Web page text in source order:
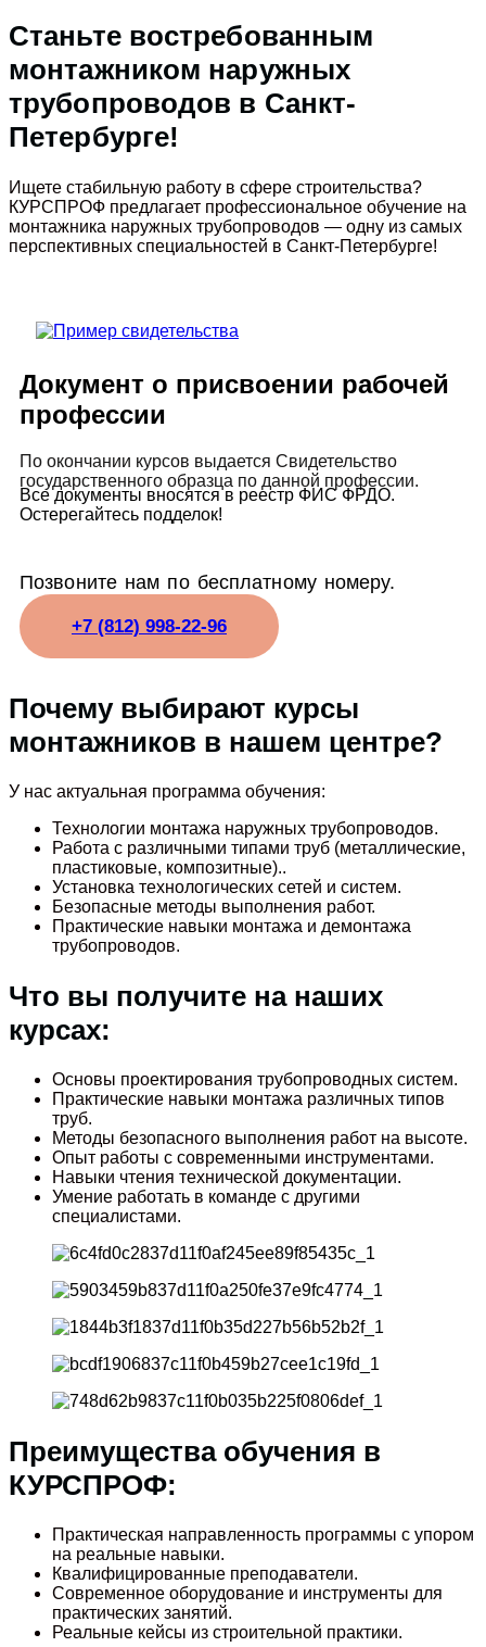
Станьте востребованным
монтажником наружных
трубопроводов в Санкт-
Петербурге!
Ищете стабильную работу в сфере строительства?
КУРСПРОФ предлагает профессиональное обучение на
монтажника наружных трубопроводов — одну из самых
перспективных специальностей в Санкт-Петербурге!
Документ о присвоении рабочей
профессии
По окончании курсов выдается Свидетельство
государственного образца по данной профессии.
Все документы вносятся в реестр ФИС ФРДО.
Остерегайтесь подделок!
Позвоните нам по бесплатному номеру.
+7 (812) 998-22-96
Почему выбирают курсы
монтажников в нашем центре?
У нас актуальная программа обучения:
Технологии монтажа наружных трубопроводов.
Работа с различными типами труб (металлические,
пластиковые, композитные)..
Установка технологических сетей и систем.
Безопасные методы выполнения работ.
Практические навыки монтажа и демонтажа
трубопроводов.
Что вы получите на наших
курсах:
Основы проектирования трубопроводных систем.
Практические навыки монтажа различных типов
труб.
Методы безопасного выполнения работ на высоте.
Опыт работы с современными инструментами.
Навыки чтения технической документации.
Умение работать в команде с другими
специалистами.
Преимущества обучения в
КУРСПРОФ:
Практическая направленность программы с упором
на реальные навыки.
Квалифицированные преподаватели.
Современное оборудование и инструменты для
практических занятий.
Реальные кейсы из строительной практики.